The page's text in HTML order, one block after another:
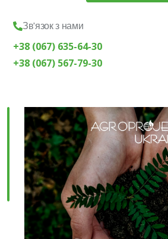
Зв'язок з нами
+38 (067) 635-64-30
+38 (067) 567-79-30